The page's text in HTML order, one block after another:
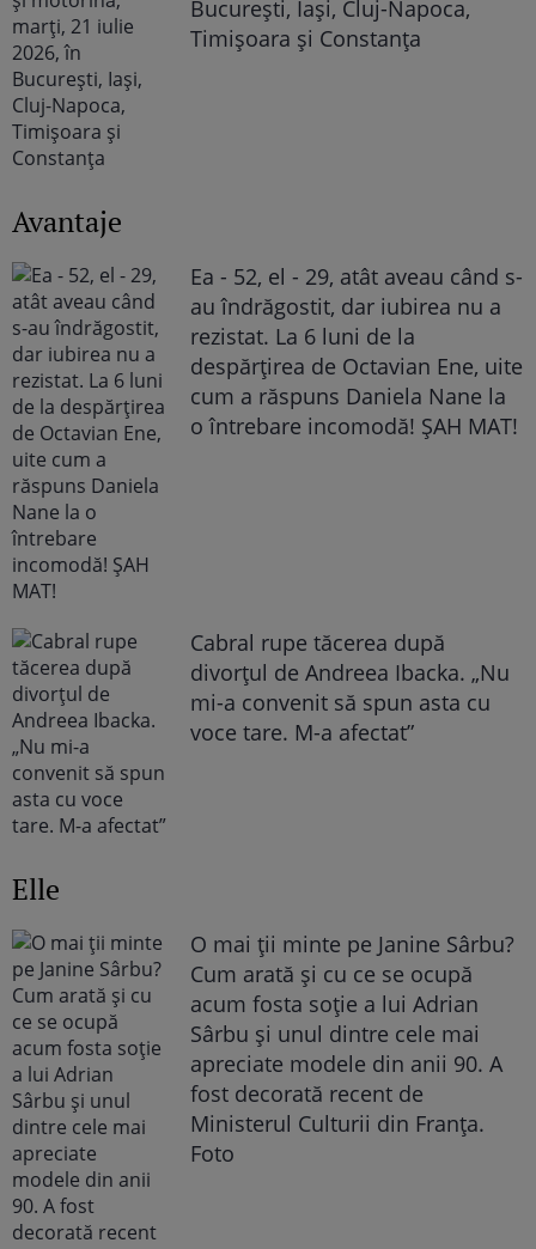
București, Iași, Cluj-Napoca,
Timișoara și Constanța
Avantaje
Ea - 52, el - 29, atât aveau când s-
au îndrăgostit, dar iubirea nu a
rezistat. La 6 luni de la
despărțirea de Octavian Ene, uite
cum a răspuns Daniela Nane la
o întrebare incomodă! ȘAH MAT!
Cabral rupe tăcerea după
divorțul de Andreea Ibacka. „Nu
mi-a convenit să spun asta cu
voce tare. M-a afectat”
Elle
O mai ții minte pe Janine Sârbu?
Cum arată și cu ce se ocupă
acum fosta soție a lui Adrian
Sârbu și unul dintre cele mai
apreciate modele din anii 90. A
fost decorată recent de
Ministerul Culturii din Franța.
Foto